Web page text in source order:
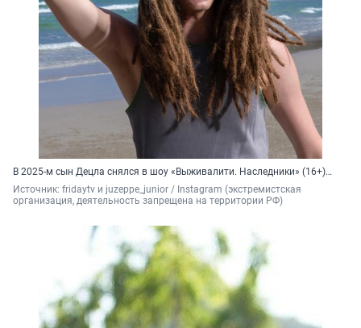
В 2025-м сын Децла снялся в шоу «Выживалити. Наследники» (16+)…
Источник: fridaytv и juzeppe_junior / Instagram (экстремистская
организация, деятельность запрещена на территории РФ)